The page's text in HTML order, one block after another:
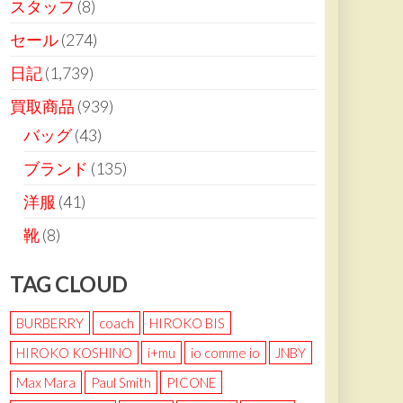
スタッフ (8)
セール(274)
日記(1,739)
買取商品 (939)
バッグ(43)
ブランド (135)
洋服 (41)
靴(8)
TAG CLOUD
BURBERRY coach
HIROKO BIS
HIROKO KOSHINO
i+mu io comme io
JNBY
Max Mara
Paul Smith PICONE